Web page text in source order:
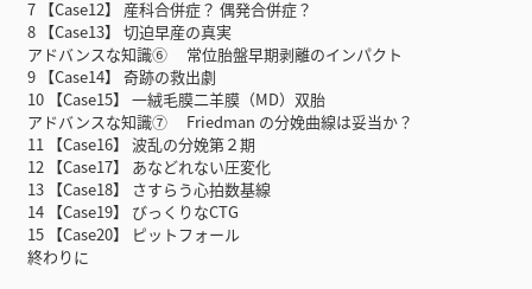
7 【Case12】 産科合併症？ 偶発合併症？
8 【Case13】 切迫早産の真実
アドバンスな知識⑥ 常位胎盤早期剥離のインパクト
9 【Case14】 奇跡の救出劇
10 【Case15】 一絨毛膜二羊膜（MD）双胎
アドバンスな知識⑦ Friedman の分娩曲線は妥当か？
11 【Case16】 波乱の分娩第２期
12 【Case17】 あなどれない圧変化
13 【Case18】 さすらう心拍数基線
14 【Case19】 びっくりなCTG
15 【Case20】 ピットフォール
終わりに